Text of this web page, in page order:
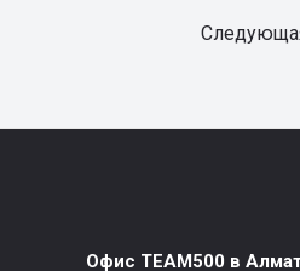
Офис TEAM500 в